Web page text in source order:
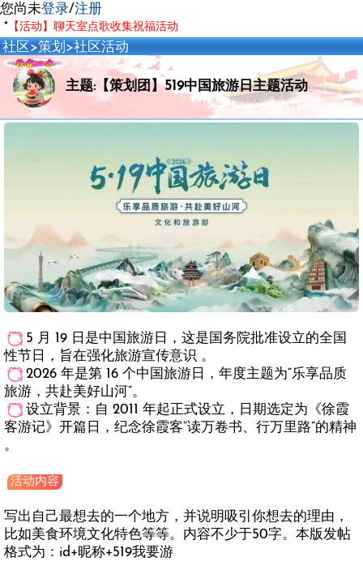
您尚未登录/注册
* 【活动】聊天室点歌收集祝福活动
社区 >策划 >社区活动
主题:【策划团】519中国旅游日主题活动
5 月 19 日是中国旅游日，这是国务院批准设立的全国
性节日，旨在强化旅游宣传意识 。
2026 年是第 16 个中国旅游日，年度主题为“乐享品质
旅游，共赴美好山河”。
设立背景：自 2011 年起正式设立，日期选定为《徐霞
客游记》开篇日，纪念徐霞客“读万卷书、行万里路”的精神
。
活动内容
写出自己最想去的一个地方，并说明吸引你想去的理由，
比如美食环境文化特色等等。内容不少于50字。本版发帖
格式为：id+昵称+519我要游